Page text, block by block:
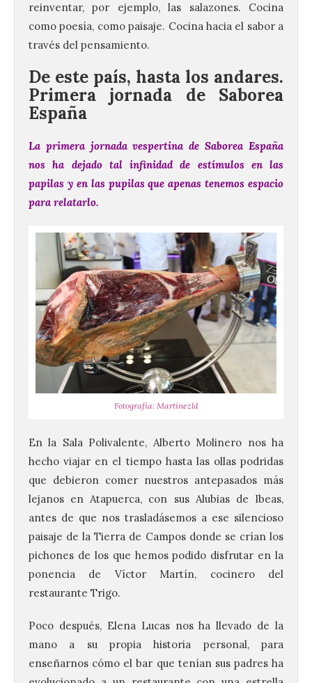
reinventar, por ejemplo, las salazones. Cocina
como poesía, como paisaje. Cocina hacia el sabor a
través del pensamiento.
De este país, hasta los andares.
Primera jornada de Saborea
España
La primera jornada vespertina de Saborea España
nos ha dejado tal infinidad de estímulos en las
papilas y en las pupilas que apenas tenemos espacio
para relatarlo.
Fotografía: Martínezld
En la Sala Polivalente, Alberto Molinero nos ha
hecho viajar en el tiempo hasta las ollas podridas
que debieron comer nuestros antepasados más
lejanos en Atapuerca, con sus Alubias de Ibeas,
antes de que nos trasladásemos a ese silencioso
paisaje de la Tierra de Campos donde se crían los
pichones de los que hemos podido disfrutar en la
ponencia de Víctor Martín, cocinero del
restaurante Trigo.
Poco después, Elena Lucas nos ha llevado de la
mano a su propia historia personal, para
enseñarnos cómo el bar que tenían sus padres ha